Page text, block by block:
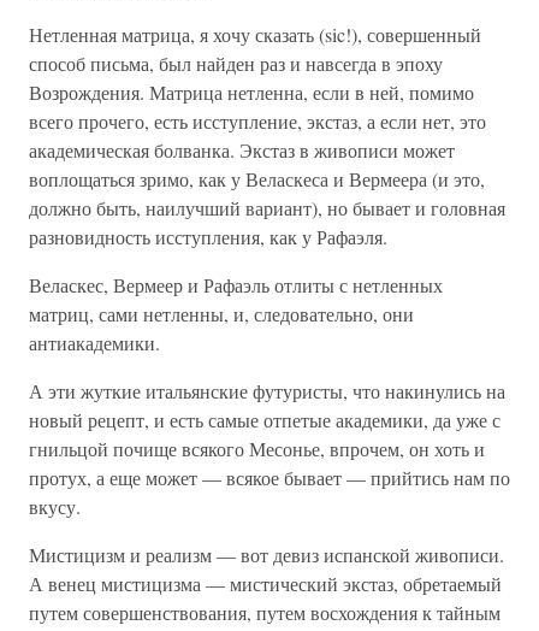
Нетленная матрица, я хочу сказать (sic!), совершенный
способ письма, был найден раз и навсегда в эпоху
Возрождения. Матрица нетленна, если в ней, помимо
всего прочего, есть исступление, экстаз, а если нет, это
академическая болванка. Экстаз в живописи может
воплощаться зримо, как у Веласкеса и Вермеера (и это,
должно быть, наилучший вариант), но бывает и головная
разновидность исступления, как у Рафаэля.
Веласкес, Вермеер и Рафаэль отлиты с нетленных
матриц, сами нетленны, и, следовательно, они
антиакадемики.
А эти жуткие итальянские футуристы, что накинулись на
новый рецепт, и есть самые отпетые академики, да уже с
гнильцой почище всякого Месонье, впрочем, он хоть и
протух, а еще может — всякое бывает — прийтись нам по
вкусу.
Мистицизм и реализм — вот девиз испанской живописи.
А венец мистицизма — мистический экстаз, обретаемый
путем совершенствования, путем восхождения к тайным